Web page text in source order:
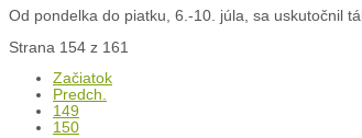
Od pondelka do piatku, 6.-10. júla, sa uskutočnil
Strana 154 z 161
Začiatok
Predch.
149
150